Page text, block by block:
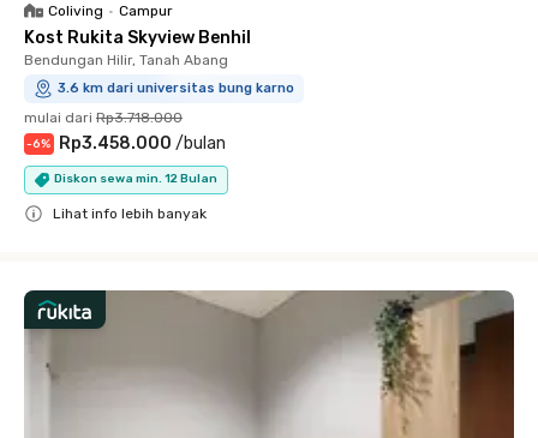
Coliving • Campur
Kost Rukita Skyview Benhil
Bendungan Hilir, Tanah Abang
3.6 km dari universitas bung karno
mulai dari Rp3.718.000
-6% Rp3.458.000 /bulan
Diskon sewa min. 12 Bulan
Lihat info lebih banyak